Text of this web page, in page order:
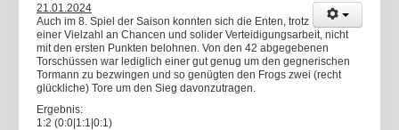
21.01.2024
Auch im 8. Spiel der Saison konnten sich die Enten, trotz
einer Vielzahl an Chancen und solider Verteidigungsarbeit, nicht
mit den ersten Punkten belohnen. Von den 42 abgegebenen
Torschüssen war lediglich einer gut genug um den gegnerischen
Tormann zu bezwingen und so genügten den Frogs zwei (recht
glückliche) Tore um den Sieg davonzutragen.
Ergebnis:
1:2 (0:0|1:1|0:1)